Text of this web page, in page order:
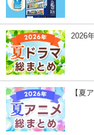
2026
【夏